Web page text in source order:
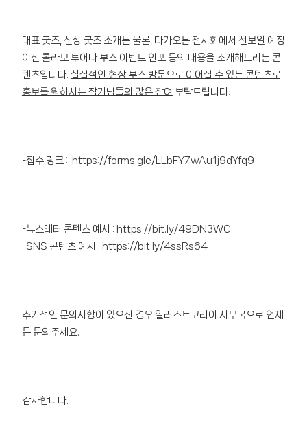
대표 굿즈, 신상 굿즈 소개는 물론, 다가오는 전시회에서 선보일 예정
이신 콜라보 투어나 부스 이벤트 인포 등의 내용을 소개해드리는 콘
텐츠입니다. 실질적인 현장 부스 방문으로 이어질 수 있는 콘텐츠로,
홍보를 원하시는 작가님들의 많은 참여 부탁드립니다.
-접수 링크 : https://forms.gle/LLbFY7wAu1j9dYfq9
-뉴스레터 콘텐츠 예시 : https://bit.ly/49DN3WC
-SNS 콘텐츠 예시 : https://bit.ly/4ssRs64
추가적인 문의사항이 있으신 경우 일러스트코리아 사무국으로 언제
든 문의주세요.
감사합니다.